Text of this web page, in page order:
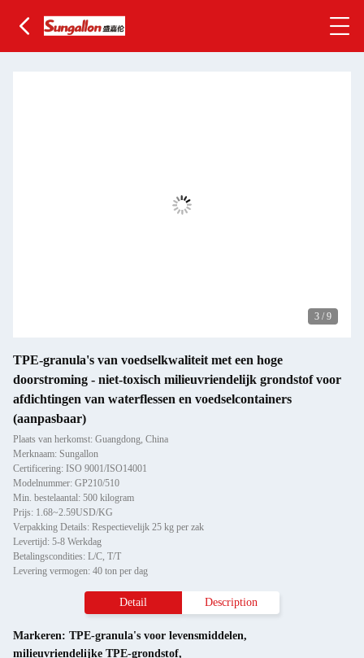
3 / 9
TPE-granula's van voedselkwaliteit met een hoge
doorstroming - niet-toxisch milieuvriendelijk grondstof voor
afdichtingen van waterflessen en voedselcontainers
(aanpasbaar)
Plaats van herkomst: Guangdong, China
Merknaam: Sungallon
Certificering: ISO 9001/ISO14001
Modelnummer: GP210/510
Min. bestelaantal: 500 kilogram
Prijs: 1.68~2.59USD/KG
Verpakking Details: Respectievelijk 25 kg per zak
Levertijd: 5-8 Werkdag
Betalingscondities: L/C, T/T
Levering vermogen: 40 ton per dag
Detail Description
Markeren: TPE-granula's voor levensmiddelen,
milieuvriendelijke TPE-grondstof,